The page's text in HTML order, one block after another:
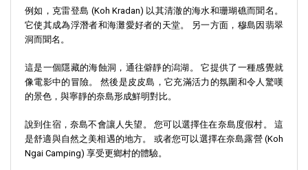
例如，克雷登島 (Koh Kradan) 以其清澈的海水和珊瑚礁而聞名。
它使其成為浮潛者和海灘愛好者的天堂。 另一方面，穆島因翡翠
洞而聞名。
這是一個隱藏的海蝕洞，通往僻靜的潟湖。 它提供了一種感覺就
像電影中的冒險。 然後是皮皮島，它充滿活力的氛圍和令人驚嘆
的景色，與寧靜的奈島形成鮮明對比。
說到住宿，奈島不會讓人失望。 您可以選擇住在奈島度假村。 這
是舒適與自然之美相遇的地方。 或者您可以選擇在奈島露營 (Koh
Ngai Camping) 享受更鄉村的體驗。